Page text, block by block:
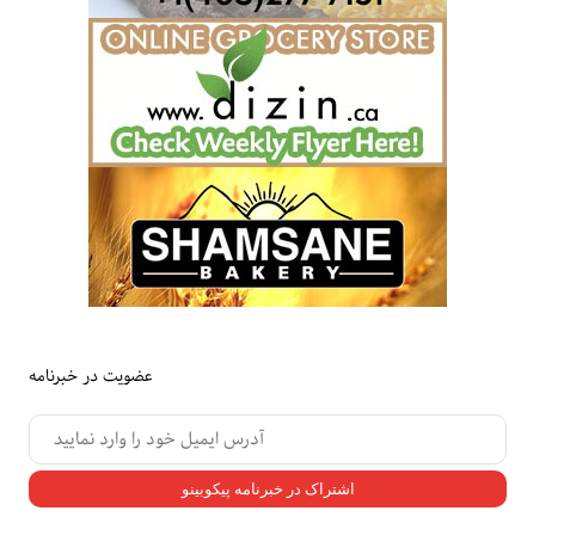
عضویت در خبرنامه